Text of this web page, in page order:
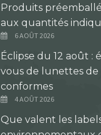
Produits
aux quantités
6 AOÛT 2026
Éclipse du 12 août :
vous de lunettes
conformes
4 AOÛT 2026
Que valent les